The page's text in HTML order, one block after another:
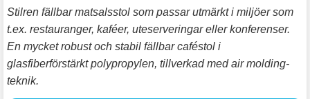
Stilren fällbar matsalsstol som passar utmärkt i miljöer som
t.ex. restauranger, kaféer, uteserveringar eller konferenser.
En mycket robust och stabil fällbar caféstol i
glasfiberförstärkt polypropylen, tillverkad med air molding-
teknik.